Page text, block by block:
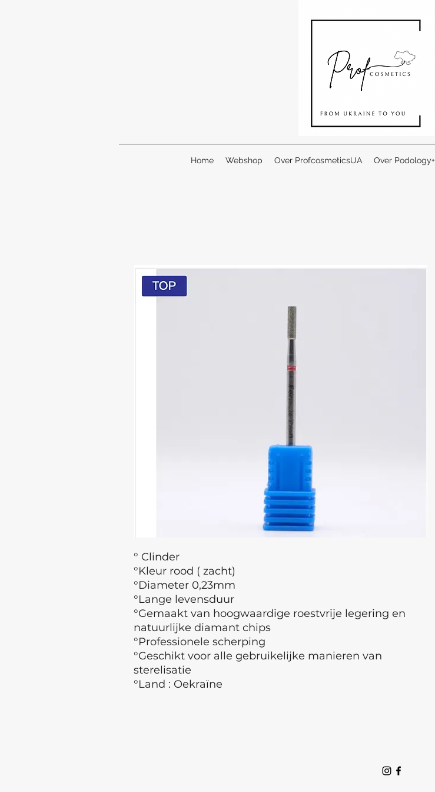
Home Webshop Over ProfcosmeticsUA Over Podology+
° Clinder
°Kleur rood ( zacht)
°Diameter 0,23mm
°Lange levensduur
°Gemaakt van hoogwaardige roestvrije legering en
natuurlijke diamant chips
°Professionele scherping
°Geschikt voor alle gebruikelijke manieren van
sterelisatie
°Land : Oekraïne